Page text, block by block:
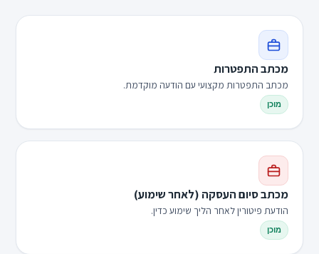
מכתב התפטרות
מכתב התפטרות מקצועי עם הודעה מוקדמת.
מוכן
מכתב סיום העסקה (לאחר שימוע)
הודעת פיטורין לאחר הליך שימוע כדין.
מוכן